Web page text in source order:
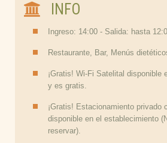
INFO
Ingreso: 14:00 - Salida: hasta
Restaurante, Bar, Menús
¡Gratis! Wi-Fi Satelital disponible
y es gratis.
¡Gratis! Estacionamiento privado
disponible en el establecimiento
reservar).